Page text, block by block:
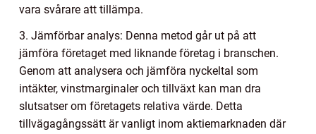
vara svårare att tillämpa.
3. Jämförbar analys: Denna metod går ut på att
jämföra företaget med liknande företag i branschen.
Genom att analysera och jämföra nyckeltal som
intäkter, vinstmarginaler och tillväxt kan man dra
slutsatser om företagets relativa värde. Detta
tillvägagångssätt är vanligt inom aktiemarknaden där